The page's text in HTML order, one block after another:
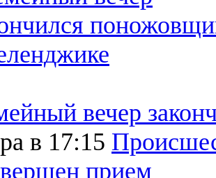
вечер
в 17:15